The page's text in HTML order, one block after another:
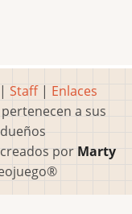
| Staff| Enlaces
a sus
por Marty